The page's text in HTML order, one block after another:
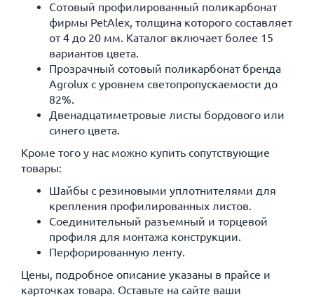
Сотовый профилированный поликарбонат
фирмы PetAlex, толщина которого составляет
от 4 до 20 мм. Каталог включает более 15
вариантов цвета.
Прозрачный сотовый поликарбонат бренда
Agrolux с уровнем светопропускаемости до
82%.
Двенадцатиметровые листы бордового или
синего цвета.
Кроме того у нас можно купить сопутствующие
товары:
Шайбы с резиновыми уплотнителями для
крепления профилированных листов.
Соединительный разъемный и торцевой
профиля для монтажа конструкции.
Перфорированную ленту.
Цены, подробное описание указаны в прайсе и
карточках товара. Оставьте на сайте ваши